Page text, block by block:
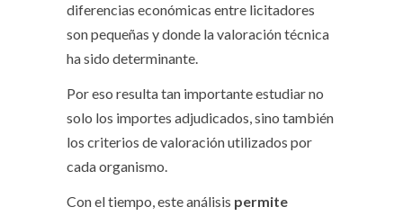
diferencias económicas entre licitadores
son pequeñas y donde la valoración técnica
ha sido determinante.
Por eso resulta tan importante estudiar no
solo los importes adjudicados, sino también
los criterios de valoración utilizados por
cada organismo.
Con el tiempo, este análisis permite